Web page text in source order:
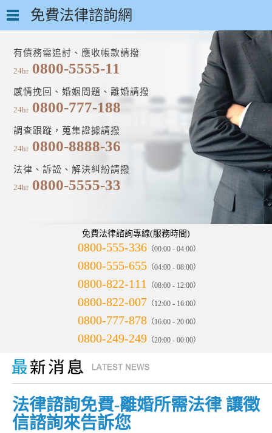
免費法律諮詢網
有債務需追討、應收帳款請撥
24hr 0800-5555-11
感情挽回、婚姻問題、離婚請撥
24hr 0800-777-188
調查跟蹤，蒐集證據請撥
24hr 0800-8888-36
法律、訴訟、解決糾紛請撥
24hr 0800-5555-33
免費法律諮詢專線(服務時間)
0800-555-336 （00:00 - 04:00）
0800-555-655 （04:00 - 08:00）
0800-822-111 （08:00 - 12:00）
0800-822-007 （12:00 - 16:00）
0800-777-878 （16:00 - 20:00）
0800-249-249 （20:00 - 00:00）
法律諮詢免費-離婚所需法律 讓徵
信諮詢來告訴您